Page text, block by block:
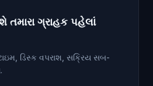
તમારા ગ્રાહક પહેલાં
ડિસ્ક વપરાશ, સક્રિય સબ-